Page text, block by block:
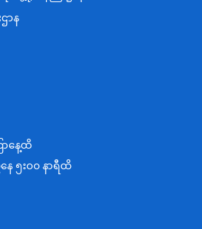
ာန
ာန
င့်စက်မှုဝန်ကြီးဌာန
င်ငံခြားစီးပွားဆက်သွယ်ရေးဝန်ကြီးဌာန
ပေါင်းဆောင်ရွက်ရေးဝန်ကြီးဌာန
ဌာန
ျေးမှုဝန်ကြီးဌာန
ရေးနှင့်ဆည်မြောင်းဝန်ကြီးဌာန
ာနေ့ထိ
ေ ၅းဝ၀ နာရီထိ